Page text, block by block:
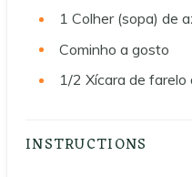
1 Colher (sopa) de
Cominho a gosto
1/2 Xícara de farelo
INSTRUCTIONS